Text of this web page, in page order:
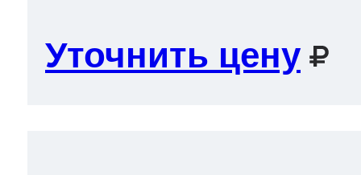
Уточнить цену